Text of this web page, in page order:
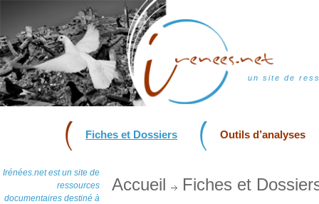
un site de
Fiches et Dossiers Outils d’analyses
Irénées.net est un site de
ressources
documentaires destiné à
Accueil Fiches et